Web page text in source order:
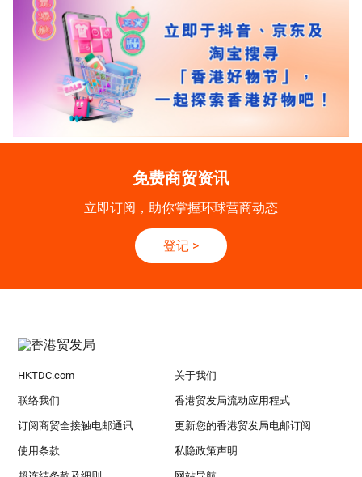
免费商贸资讯
立即订阅，助你掌握环球营商动态
登记 >
HKTDC.com 关于我们
联络我们 香港贸发局流动应用程式
订阅商贸全接触电邮通讯 更新您的香港贸发局电邮订阅
使用条款 私隐政策声明